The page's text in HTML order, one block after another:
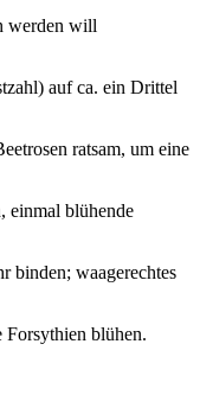
werden will
auf ca. ein Drittel
ratsam, um eine
blühende
waagerechtes
blühen.